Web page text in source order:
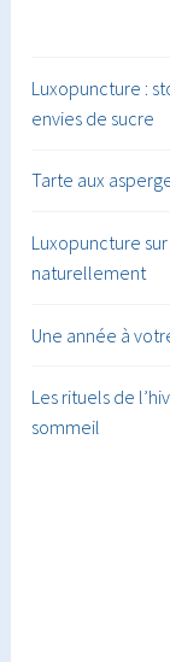
Luxopuncture :
envies de sucre
Tarte aux
Luxopuncture
naturellement
Une année à
Les rituels de
sommeil